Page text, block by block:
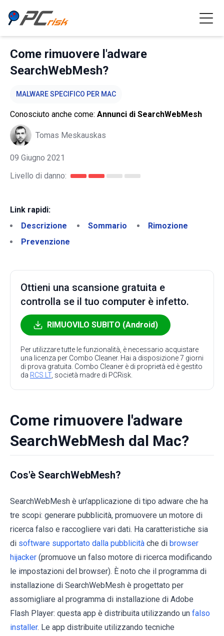
Come rimuovere l'adware
SearchWebMesh?
MALWARE SPECIFICO PER MAC
Conosciuto anche come: Annunci di SearchWebMesh
Tomas Meskauskas
09 Giugno 2021
Livello di danno:
Link rapidi:
Descrizione
Sommario
Rimozione
Prevenzione
Ottieni una scansione gratuita e
controlla se il tuo computer è infetto.
RIMUOVILO SUBITO (Android)
Per utilizzare tutte le funzionalità, è necessario acquistare
una licenza per Combo Cleaner. Hai a disposizione 7 giorni
di prova gratuita. Combo Cleaner è di proprietà ed è gestito
da RCS LT, società madre di PCRisk.
Come rimuovere l'adware
SearchWebMesh dal Mac?
Cos'è SearchWebMesh?
SearchWebMesh è un'applicazione di tipo adware che ha
tre scopi: generare pubblicità, promuovere un motore di
ricerca falso e raccogliere vari dati. Ha caratteristiche sia
di software supportato dalla pubblicità che di browser
hijacker (promuove un falso motore di ricerca modificando
le impostazioni del browser). È noto che il programma di
installazione di SearchWebMesh è progettato per
assomigliare al programma di installazione di Adobe
Flash Player: questa app è distribuita utilizzando un falso
installer. Le app distribuite utilizzando tecniche